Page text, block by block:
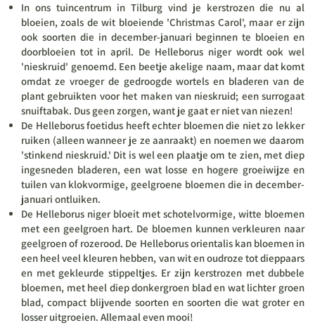
In ons tuincentrum in Tilburg vind je kerstrozen die nu al
bloeien, zoals de wit bloeiende 'Christmas Carol', maar er zijn
ook soorten die in december-januari beginnen te bloeien en
doorbloeien tot in april. De Helleborus niger wordt ook wel
'nieskruid' genoemd. Een beetje akelige naam, maar dat komt
omdat ze vroeger de gedroogde wortels en bladeren van de
plant gebruikten voor het maken van nieskruid; een surrogaat
snuiftabak. Dus geen zorgen, want je gaat er niet van niezen!
De Helleborus foetidus heeft echter bloemen die niet zo lekker
ruiken (alleen wanneer je ze aanraakt) en noemen we daarom
'stinkend nieskruid.' Dit is wel een plaatje om te zien, met diep
ingesneden bladeren, een wat losse en hogere groeiwijze en
tuilen van klokvormige, geelgroene bloemen die in december-
januari ontluiken.
De Helleborus niger bloeit met schotelvormige, witte bloemen
met een geelgroen hart. De bloemen kunnen verkleuren naar
geelgroen of rozerood. De Helleborus orientalis kan bloemen in
een heel veel kleuren hebben, van wit en oudroze tot dieppaars
en met gekleurde stippeltjes. Er zijn kerstrozen met dubbele
bloemen, met heel diep donkergroen blad en wat lichter groen
blad, compact blijvende soorten en soorten die wat groter en
losser uitgroeien. Allemaal even mooi!